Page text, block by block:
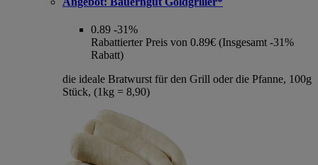
0.89 -31%
Rabattierter Preis von 0.89€ (Insgesamt -31%
Rabatt)
die ideale Bratwurst für den Grill oder die Pfanne, 100g
Stück, (1kg = 8,90)